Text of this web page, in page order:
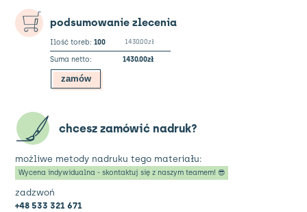
dnem
podsumowanie zlecenia
Ilość toreb: 100 1430.00zł
Suma netto: 1430.00zł
zamów
chcesz zamówić nadruk?
możliwe metody nadruku tego materiału:
Wycena indywidualna - skontaktuj się z naszym teamem! 😎
zadzwoń
+48 533 321 671